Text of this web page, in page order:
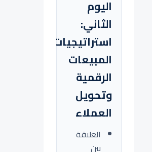
اليوم
الثاني:
استراتيجيات
المبيعات
الرقمية
وتحويل
العملاء
العلاقة
بين